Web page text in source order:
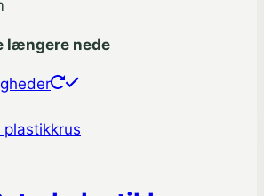
længere nede
Dette
har